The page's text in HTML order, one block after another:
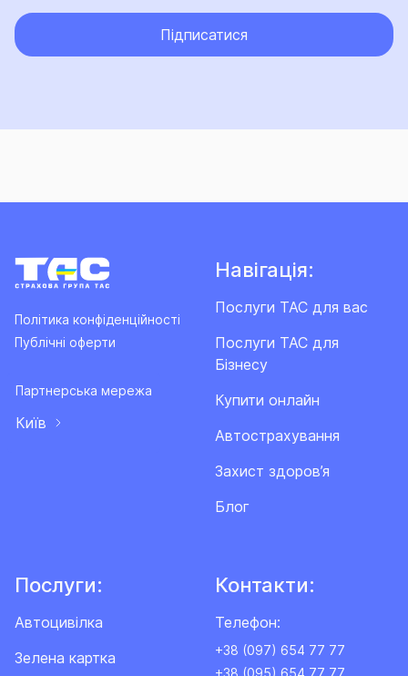
Підписатися
Політика конфіденційності
Публічні оферти
Партнерська мережа
Київ
Навігація:
Послуги ТАС для вас
Послуги ТАС для
Бізнесу
Купити онлайн
Автострахування
Захист здоров’я
Блог
Послуги:
Автоцивілка
Зелена картка
Контакти:
Телефон:
+38 (097) 654 77 77